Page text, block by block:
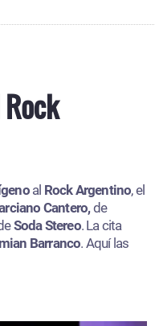
al Rock Argentino, el
Cantero,de
Soda Stereo. La cita
Barranco. Aquí las